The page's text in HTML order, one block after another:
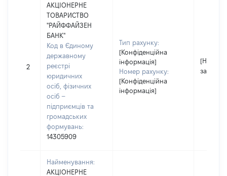
2
АКЦІОНЕРНЕ
ТОВАРИСТВО
"РАЙФФАЙЗЕН
БАНК"
Код в Єдиному
державному
реєстрі
юридичних
осіб, фізичних
осіб –
підприємців та
громадських
формувань:
14305909
Тип рахунку:
[Конфіденційна
інформація]
Номер рахунку:
[Конфіденційна
інформація]
[Не
Найменування:
АКЦІОНЕРНЕ